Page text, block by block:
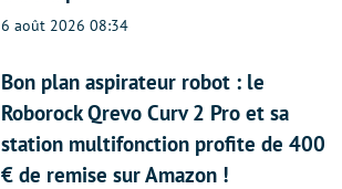
6 août 2026 08:34
Bon plan aspirateur robot : le
Roborock Qrevo Curv 2 Pro et sa
station multifonction profite de 400
€ de remise sur Amazon !